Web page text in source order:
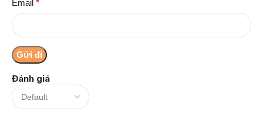
Đánh giá
Email *